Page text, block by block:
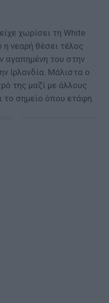
χωρίσει τη White
νεαρή θέσει τέλος
αγαπημένη του στην
Ιρλανδία. Μάλιστα ο
της μαζί με άλλους
το σημείο όπου ετάφη.